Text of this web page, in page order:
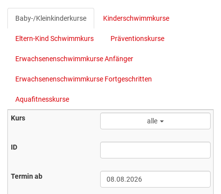
Baby-/Kleinkinderkurse Kinderschwimmkurse
Eltern-Kind Schwimmkurs Präventionskurse
Erwachsenenschwimmkurse Anfänger
Erwachsenenschwimmkurse Fortgeschritten
Aquafitnesskurse
alle